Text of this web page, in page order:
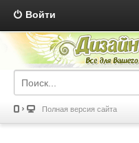
Войти
Полная версия сайта